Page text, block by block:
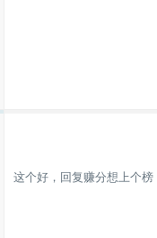
这个好，回复赚分想上个榜